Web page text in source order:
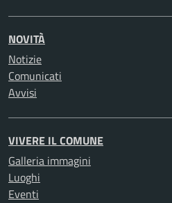
NOVITÀ
Notizie
Comunicati
Avvisi
VIVERE IL COMUNE
Galleria immagini
Luoghi
Eventi